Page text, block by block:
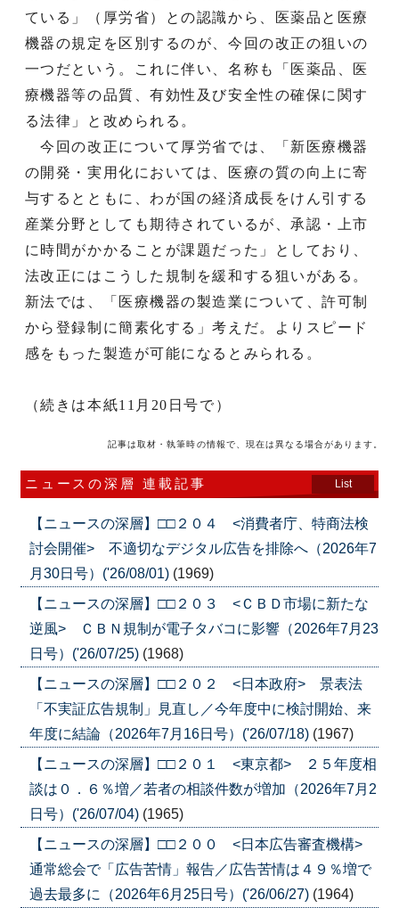
ている」（厚労省）との認識から、医薬品と医療
機器の規定を区別するのが、今回の改正の狙いの
一つだという。これに伴い、名称も「医薬品、医
療機器等の品質、有効性及び安全性の確保に関す
る法律」と改められる。
今回の改正について厚労省では、「新医療機器
の開発・実用化においては、医療の質の向上に寄
与するとともに、わが国の経済成長をけん引する
産業分野としても期待されているが、承認・上市
に時間がかかることが課題だった」としており、
法改正にはこうした規制を緩和する狙いがある。
新法では、「医療機器の製造業について、許可制
から登録制に簡素化する」考えだ。よりスピード
感をもった製造が可能になるとみられる。
（続きは本紙11月20日号で）
記事は取材・執筆時の情報で、現在は異なる場合があります。
ニュースの深層 連載記事 List
【ニュースの深層】□□２０４ <消費者庁、特商法検
討会開催> 不適切なデジタル広告を排除へ（2026年7
月30日号）('26/08/01) (1969)
【ニュースの深層】□□２０３ <ＣＢＤ市場に新たな
逆風> ＣＢＮ規制が電子タバコに影響（2026年7月23
日号）('26/07/25) (1968)
【ニュースの深層】□□２０２ <日本政府> 景表法
「不実証広告規制」見直し／今年度中に検討開始、来
年度に結論（2026年7月16日号）('26/07/18) (1967)
【ニュースの深層】□□２０１ <東京都> ２５年度相
談は０．６％増／若者の相談件数が増加（2026年7月2
日号）('26/07/04) (1965)
【ニュースの深層】□□２００ <日本広告審査機構>
通常総会で「広告苦情」報告／広告苦情は４９％増で
過去最多に（2026年6月25日号）('26/06/27) (1964)